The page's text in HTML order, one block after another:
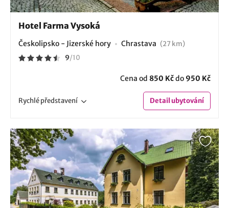
Hotel Farma Vysoká
Českolipsko - Jizerské hory Chrastava (27 km)
9/10
Cena od 850 Kčdo 950 Kč
Rychlépředstavení Detailubytování